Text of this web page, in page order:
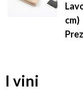
cm)
I vini